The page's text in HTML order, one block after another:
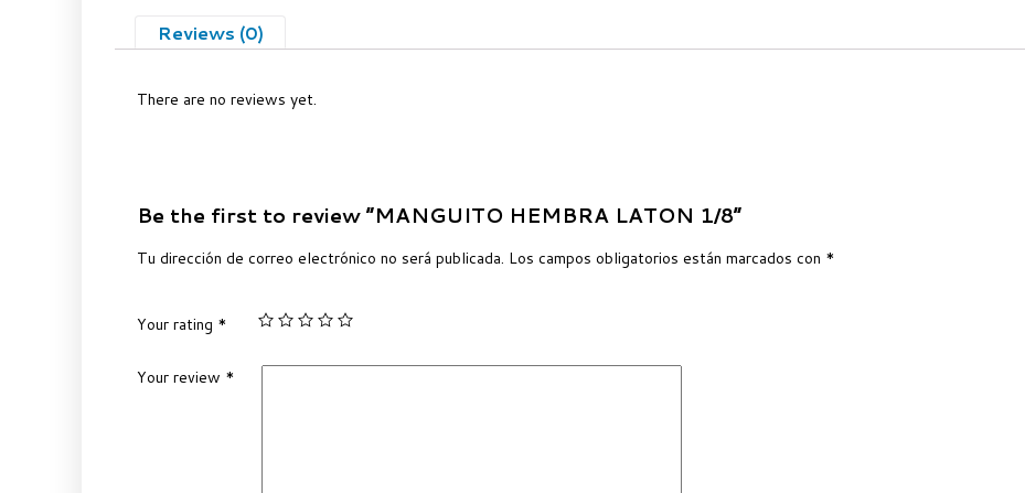
Reviews (0)
There are no reviews yet.
Be the first to review “MANGUITO HEMBRA LATON 1/8”
Tu dirección de correo electrónico no será publicada. Los campos obligatorios están marcados con *
Your rating *
Your review *